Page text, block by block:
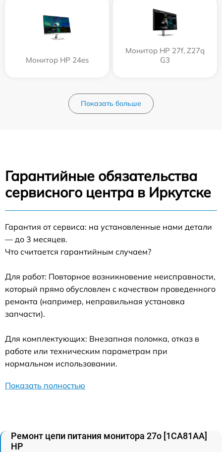
Монитор HP 24es
Монитор HP 27f, Z27q
G3
Показать больше
Гарантийные обязательства
сервисного центра в Иркутске
Гарантия от сервиса: на установленные нами детали
— до 3 месяцев.
Что считается гарантийным случаем?
Для работ: Повторное возникновение неисправности,
который прямо обусловлен с качеством проведенного
ремонта (например, неправильная установка
запчасти).
Для комплектующих: Внезапная поломка, отказ в
работе или техническим параметрам при
нормальном использовании.
Показать полностью
Ремонт цепи питания монитора 27o [1CA81AA]
HP